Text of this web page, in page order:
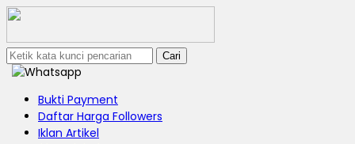
Cari
Bukti Payment
Daftar Harga Followers
Iklan Artikel